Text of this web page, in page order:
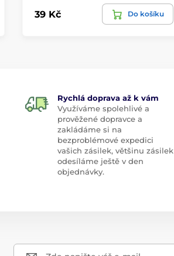
39 Kč Do košíku
Rychlá doprava až k vám
Využíváme spolehlivé a
prověžené dopravce a
zakládáme si na
bezproblémové expedici
vašich zásilek, většinu zásilek
odesíláme ještě v den
objednávky.